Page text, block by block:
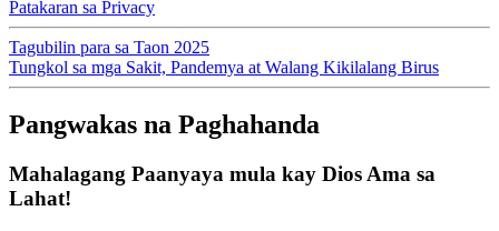
Patakaran sa Privacy
Tagubilin para sa Taon 2025
Tungkol sa mga Sakit, Pandemya at Walang Kikilalang Birus
Pangwakas na Paghahanda
Mahalagang Paanyaya mula kay Dios Ama sa
Lahat!